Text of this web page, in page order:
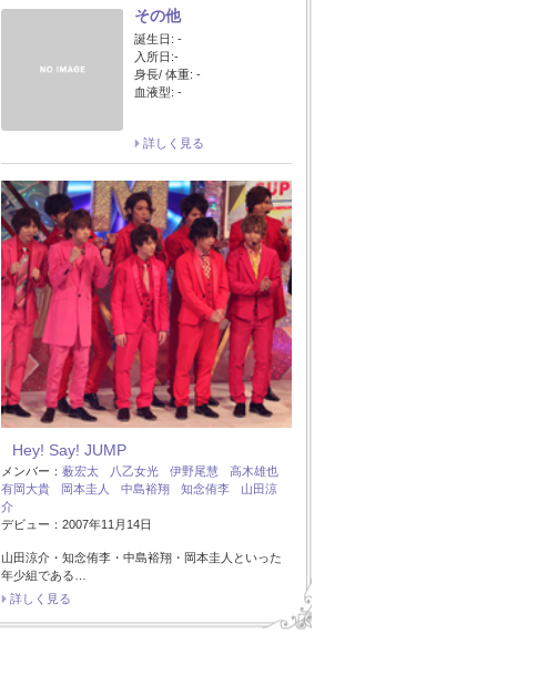
その他
誕生日: -
入所日:-
身長/ 体重: -
血液型: -
詳しく見る
Hey! Say! JUMP
メンバー： 薮宏太 八乙女光 伊野尾慧
高木雄也
有岡大貴
岡本圭人 中島裕翔 知念侑李
山田涼
介
デビュー：2007年11月14日
山田涼介・知念侑李・中島裕翔・岡本圭人といった
年少組である…
詳しく見る